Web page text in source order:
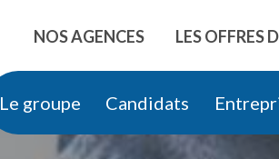
NOS AGENCES LES OFFRES
Le groupe Candidats